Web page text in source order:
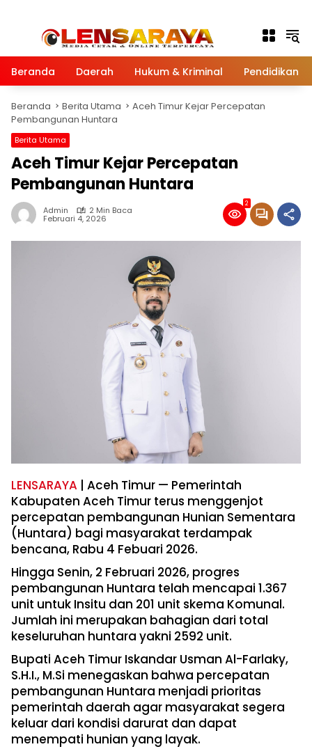
Beranda Daerah Hukum & Kriminal Pendidikan
Beranda Berita Utama
Aceh Timur Kejar Percepatan
Pembangunan Huntara
Berita Utama
Aceh Timur Kejar Percepatan
Pembangunan Huntara
Admin 2 Min Baca
Februari 4, 2026
2
LENSARAYA | Aceh Timur — Pemerintah
Kabupaten Aceh Timur terus menggenjot
percepatan pembangunan Hunian Sementara
(Huntara) bagi masyarakat terdampak
bencana, Rabu 4 Febuari 2026.
Hingga Senin, 2 Februari 2026, progres
pembangunan Huntara telah mencapai 1.367
unit untuk Insitu dan 201 unit skema Komunal.
Jumlah ini merupakan bahagian dari total
keseluruhan huntara yakni 2592 unit.
Bupati Aceh Timur Iskandar Usman Al-Farlaky,
S.H.I., M.Si menegaskan bahwa percepatan
pembangunan Huntara menjadi prioritas
pemerintah daerah agar masyarakat segera
keluar dari kondisi darurat dan dapat
menempati hunian yang layak.